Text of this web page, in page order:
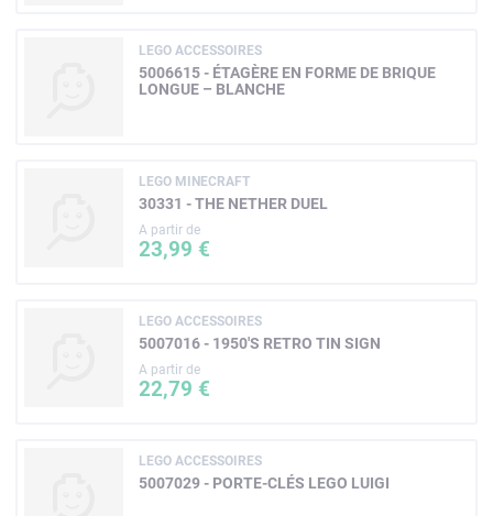
LEGO ACCESSOIRES
5006615 - ÉTAGÈRE EN FORME DE BRIQUE
LONGUE – BLANCHE
LEGO MINECRAFT
30331 - THE NETHER DUEL
A partir de
23,99 €
LEGO ACCESSOIRES
5007016 - 1950'S RETRO TIN SIGN
A partir de
22,79 €
LEGO ACCESSOIRES
5007029 - PORTE-CLÉS LEGO LUIGI